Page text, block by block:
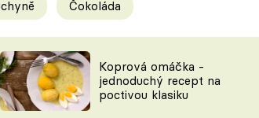
Prima LAJK
Sledujte nás
Čokoláda
Koprová omáčka -
jednoduchý recept na
poctivou klasiku